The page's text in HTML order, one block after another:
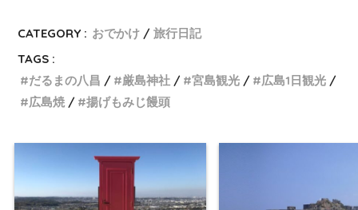
CATEGORY : おでかけ
旅行日記
TAGS :
だるまの八昌
厳島神社 宮島観光
広島1日観光
広島焼
揚げもみじ饅頭